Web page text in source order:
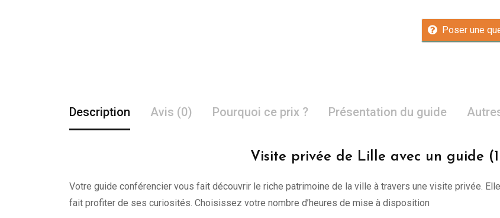
Poser une
Description Avis (0) Pourquoi ce prix ? Présentation du guide
Visite privée de Lille avec un guide
Votre guide conférencier vous fait découvrir le riche patrimoine de la ville à travers une visite privée.
fait profiter de ses curiosités. Choisissez votre nombre d’heures de mise à disposition